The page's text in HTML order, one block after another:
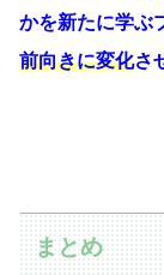
かを新たに学ぶ
前向きに変化さ
まとめ